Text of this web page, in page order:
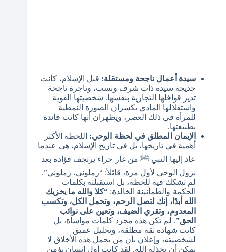
سيدة أعمال ناجحة ومستقلة: قبل الإسلام، كانت
خديجة سيدة ذات شرف ونسب، وتاجرة ناجحة
تدير قوافلها التجارية بنفسها. شخصيتها القوية
واستقلالها المادي يكسران الصورة النمطية
للمرأة في ذلك العصر، ويظهران أنها كانت قائدة
بطبيعتها.
الإيمان المطلق في لحظة الوحي: اللحظة الأكثر
أهمية في تاريخها، بل في تاريخ الإسلام، هي عندما
عاد إليها النبي ﷺ من غار حراء يرتجف فؤاده بعد
نزول الوحي لأول مرة، قائلاً: “زملوني، زملوني”.
لم تشكك فيه للحظة، بل استقبلته بكلمات
الحكمة والطمأنينة الخالدة: “كلا والله ما يخزيك
الله أبدًا، إنك لتصل الرحم، وتحمل الكل، وتكسب
المعدوم، وتقري الضيف، وتعين على نوائب
الحق”. لم تكن هذه مجرد كلمات مواساة، بل
كانت شهادة ثقة مطلقة، وتحليل عميق
لشخصيته، وإعلان بأن من يحمل هذه الأخلاق لا
يمكن أن يخذله الله. لقد كانت أول إنسان يؤمن